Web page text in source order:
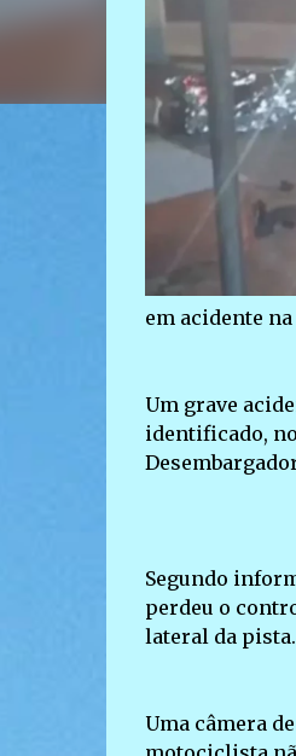
em acidente
Um grave
identificado,
Segundo
perdeu o
lateral da
Uma câmera